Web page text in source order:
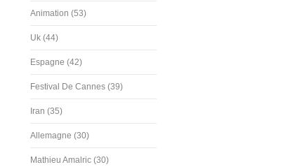
Animation (53)
Uk (44)
Espagne (42)
Festival De Cannes (39)
Iran (35)
Allemagne (30)
Mathieu Amalric (30)